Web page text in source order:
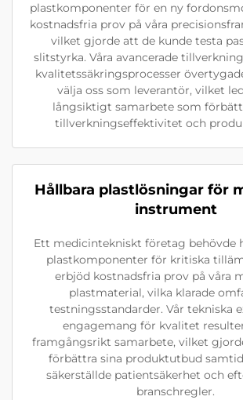
plastkomponenter för en ny
kostnadsfria prov på våra
vilket gjorde att de kunde testa
slitstyrka. Våra avancerade
kvalitetssäkringsprocesser
välja oss som leverantör, vilket
långsiktigt samarbete som
tillverkningseffektivitet och
Hållbara plastlösningar för
instrument
Ett medicintekniskt företag behövde
plastkomponenter för kritiska
erbjöd kostnadsfria prov på våra
plastmaterial, vilka klarade
testningsstandarder. Vår tekniska
engagemang för kvalitet
framgångsrikt samarbete, vilket
förbättra sina produktutbud
säkerställde patientsäkerhet och
branschregler.